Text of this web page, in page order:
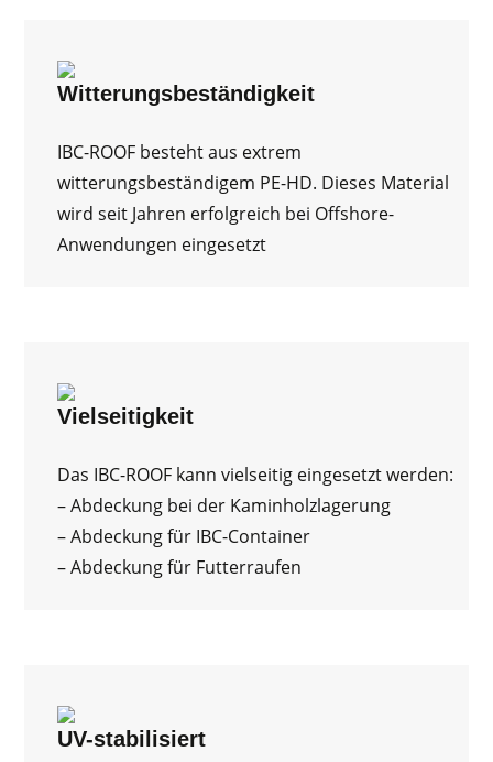
Witterungsbeständigkeit
IBC-ROOF besteht aus extrem
witterungsbeständigem PE-HD. Dieses Material
wird seit Jahren erfolgreich bei Offshore-
Anwendungen eingesetzt
Vielseitigkeit
Das IBC-ROOF kann vielseitig eingesetzt werden:
– Abdeckung bei der Kaminholzlagerung
– Abdeckung für IBC-Container
– Abdeckung für Futterraufen
UV-stabilisiert